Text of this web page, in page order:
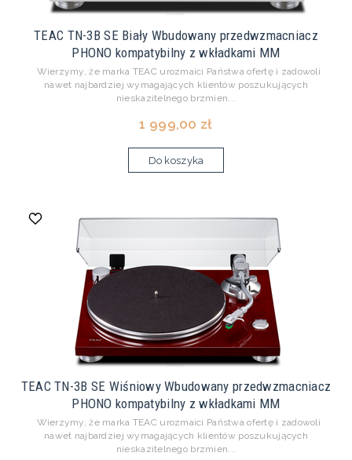
TEAC TN-3B SE Biały Wbudowany przedwzmacniacz
PHONO kompatybilny z wkładkami MM
Wierzymy, że marka TEAC urozmaici Państwa ofertę i zadowoli
nawet najbardziej wymagających klientów poszukujących
nieskazitelnego brzmien...
1 999,00 zł
Do koszyka
TEAC TN-3B SE Wiśniowy Wbudowany przedwzmacniacz
PHONO kompatybilny z wkładkami MM
Wierzymy, że marka TEAC urozmaici Państwa ofertę i zadowoli
nawet najbardziej wymagających klientów poszukujących
nieskazitelnego brzmien...